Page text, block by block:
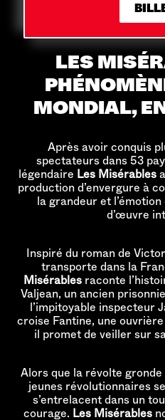
LES
MONDIAL,
Après avoir conquis
spectateurs dans 53
légendaire Les Misérables
production d’envergure à
la grandeur et
d’œuvre
Inspiré du roman de
transporte dans la
Misérables raconte
Valjean, un ancien
l’impitoyable inspecteur
croise Fantine, une
il promet de veiller sur
Alors que la révolte
jeunes révolutionnaires
s’entrelacent dans un
courage. Les Misérables